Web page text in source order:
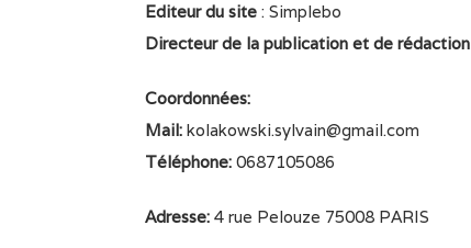
Editeur du site : Simplebo
Directeur de la publication et de rédaction
Coordonnées:
Mail: kolakowski.sylvain@gmail.com
Téléphone: 0687105086
Adresse: 4 rue Pelouze 75008 PARIS